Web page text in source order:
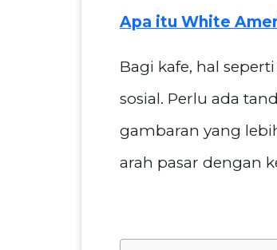
Apa itu White
Bagi kafe, hal
sosial. Perlu ada
gambaran yang
arah pasar dengan